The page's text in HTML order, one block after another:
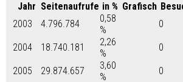
Jahr Seitenaufrufe in % Grafisch
2003
4.796.784
0,58
%
0
2004
18.740.181
2,26
%
0
2005
29.874.657
3,60
%
0